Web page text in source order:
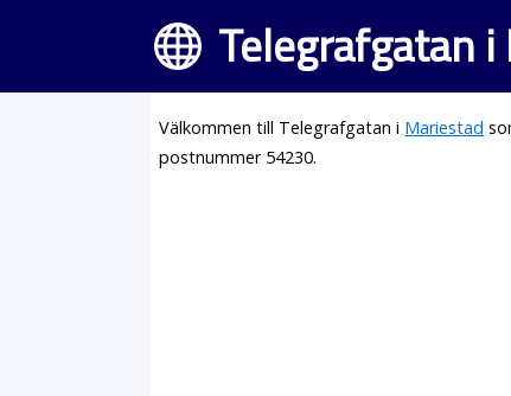
Telegrafgatan
Välkommen till Telegrafgatan i Mariestad
postnummer 54230.